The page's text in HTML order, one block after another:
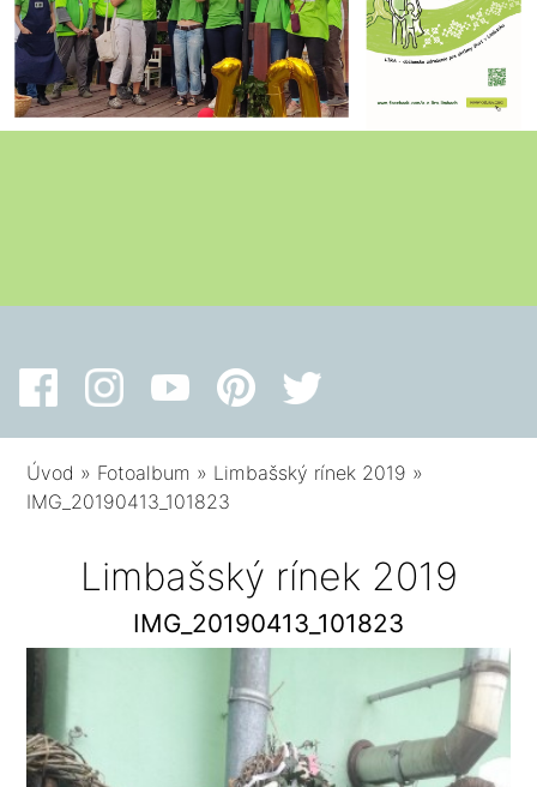
Úvod » Fotoalbum » Limbašský rínek 2019 »
IMG_20190413_101823
Limbašský rínek 2019
IMG_20190413_101823